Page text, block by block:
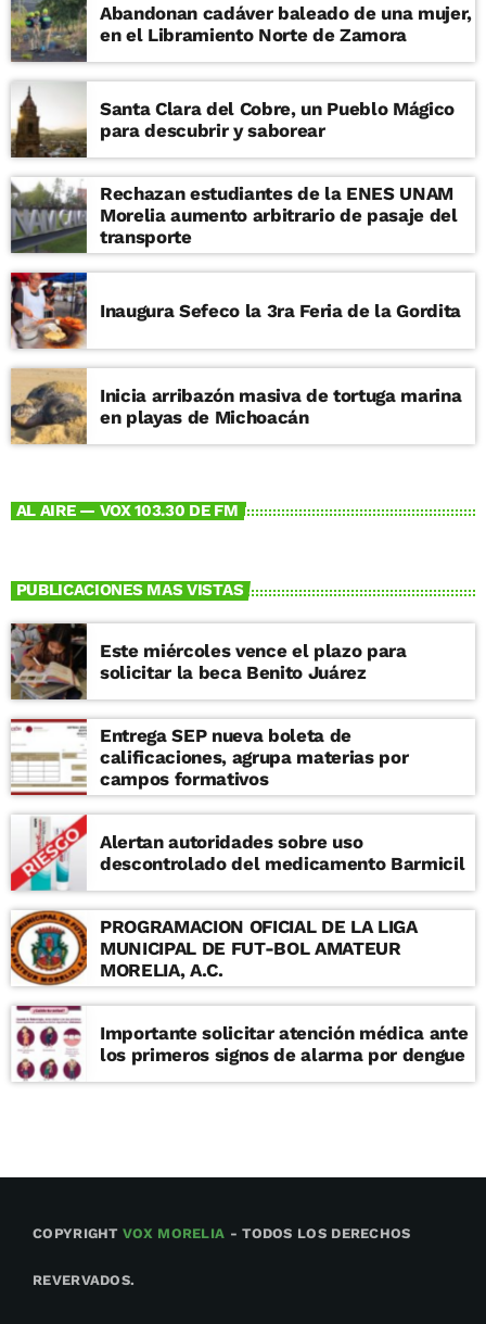
Abandonan cadáver baleado de una mujer,
en el Libramiento Norte de Zamora
Santa Clara del Cobre, un Pueblo Mágico
para descubrir y saborear
Rechazan estudiantes de la ENES UNAM
Morelia aumento arbitrario de pasaje del
transporte
Inaugura Sefeco la 3ra Feria de la Gordita
Inicia arribazón masiva de tortuga marina
en playas de Michoacán
AL AIRE — VOX 103.30 DE FM
PUBLICACIONES MAS VISTAS
Este miércoles vence el plazo para
solicitar la beca Benito Juárez
Entrega SEP nueva boleta de
calificaciones, agrupa materias por
campos formativos
Alertan autoridades sobre uso
descontrolado del medicamento Barmicil
PROGRAMACION OFICIAL DE LA LIGA
MUNICIPAL DE FUT-BOL AMATEUR
MORELIA, A.C.
Importante solicitar atención médica ante
los primeros signos de alarma por dengue
COPYRIGHTVOX MORELIA - TODOS LOS DERECHOS
REVERVADOS.